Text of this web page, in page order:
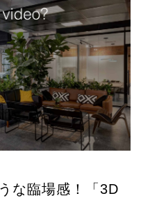
な臨場感！「3D